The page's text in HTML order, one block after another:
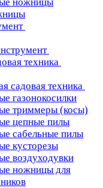
техника
садовая техника
газонокосилки
триммеры (косы)
цепные пилы
сабельные пилы
кусторезы
воздуходувки
ножницы для